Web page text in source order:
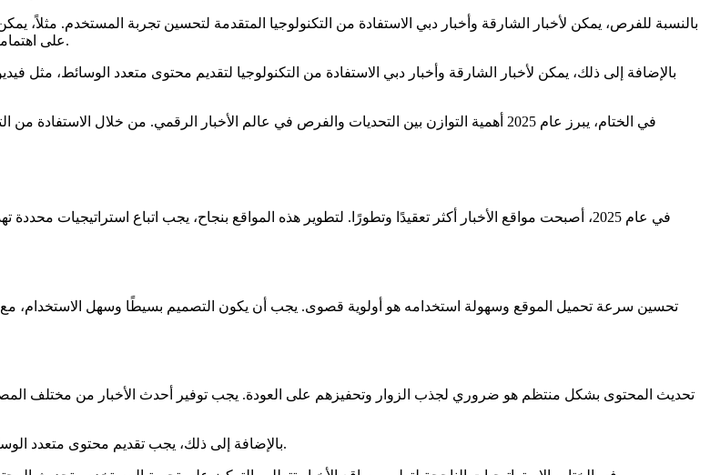
بالنسبة للفرص، يمكن لأخبار الشارقة وأخبار دبي الاستفادة من التكنولوجيا المتقدمة لتحسين تجربة المستخدم. مثلاً،
على اهتماماته. هذا يمكن أن يزيد من تفاعل الجمهور مع الأخبار ويحفزهم على المشاركة بشكل أكبر.
بالإضافة إلى ذلك، يمكن لأخبار الشارقة وأخبار دبي الاستفادة من التكنولوجيا لتقديم محتوى متعدد الوسائط، مثل
في الختام، يبرز عام 2025 أهمية التوازن بين التحديات والفرص في عالم الأخبار الرقمي. من خلال
في عام 2025، أصبحت مواقع الأخبار أكثر تعقيدًا وتطورًا. لتطوير هذه المواقع بنجاح، يجب اتباع
تحسين سرعة تحميل الموقع وسهولة استخدامه هو أولوية قصوى. يجب أن يكون التصميم بسيطًا وسهل الاستخدام، مع
تحديث المحتوى بشكل منتظم هو ضروري لجذب الزوار وتحفيزهم على العودة. يجب توفير أحدث الأخبار من مختلف
بالإضافة إلى ذلك، يجب تقديم محتوى متعدد الوسائط، مثل الفيديوهات والصور والرسائل النصية، لجذب مجموعة واسعة من المستخدمين.